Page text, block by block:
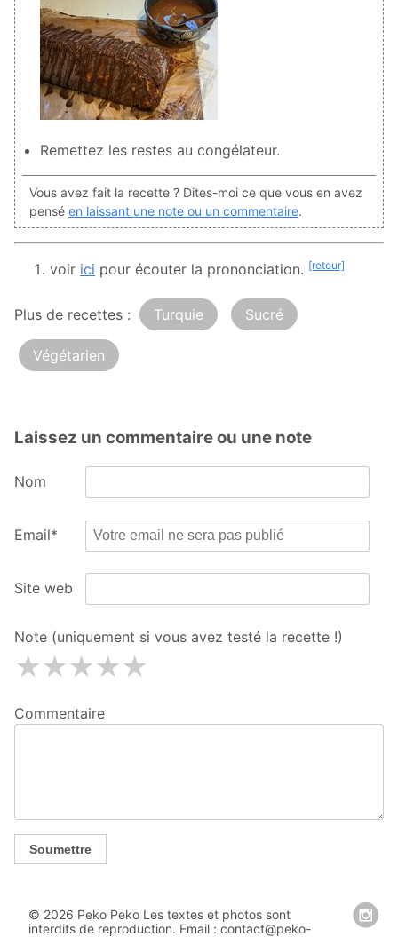
Remettez les restes au congélateur.
Vous avez fait la recette ? Dites-moi ce que vous en avez
pensé en laissant une note ou un commentaire.
voir ici pour écouter la prononciation. [retour]
Plus de recettes : Turquie Sucré
Végétarien
Laissez un commentaire ou une note
Nom
Email*
Site web
Note (uniquement si vous avez testé la recette !)
4 étoiles
3 étoiles
2 étoiles
1 étoiles
Commentaire
Soumettre
© 2026 Peko Peko Les textes et photos sont
interdits de reproduction. Email : contact@peko-